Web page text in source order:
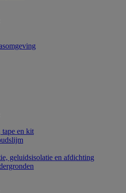
tape en kit
geluidsisolatie en afdichting